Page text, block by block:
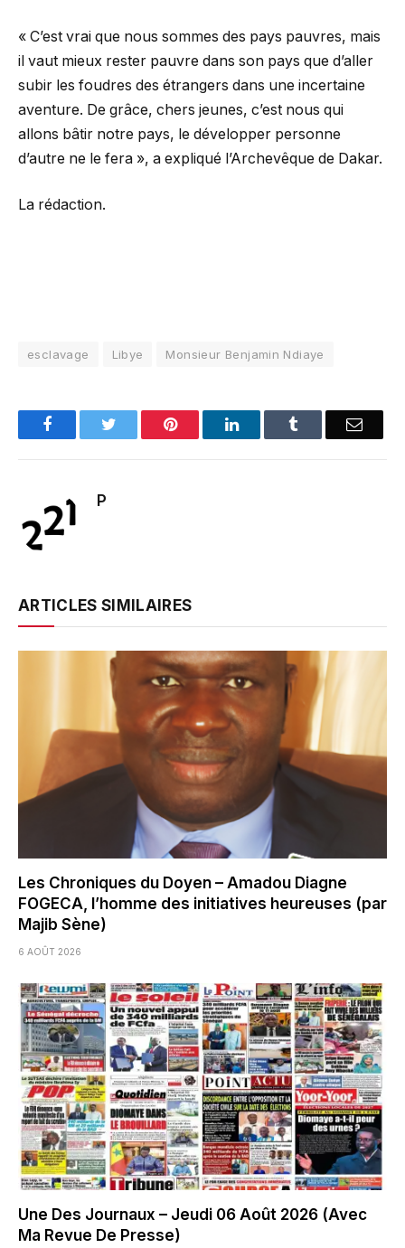
« C’est vrai que nous sommes des pays pauvres, mais
il vaut mieux rester pauvre dans son pays que d’aller
subir les foudres des étrangers dans une incertaine
aventure. De grâce, chers jeunes, c’est nous qui
allons bâtir notre pays, le développer personne
d’autre ne le fera », a expliqué l’Archevêque de Dakar.
La rédaction.
esclavage Libye Monsieur Benjamin Ndiaye
FacebookTwitter Pinterest LinkedInTumblr Email
P
ARTICLES SIMILAIRES
Les Chroniques du Doyen – Amadou Diagne
FOGECA, l’homme des initiatives heureuses (par
Majib Sène)
6 AOÛT 2026
Une Des Journaux – Jeudi 06 Août 2026 (Avec
Ma Revue De Presse)